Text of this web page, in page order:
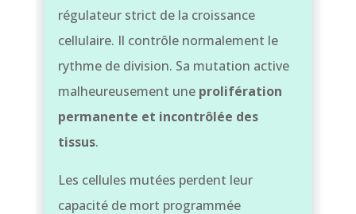
régulateur strict de la croissance
cellulaire. Il contrôle normalement le
rythme de division. Sa mutation active
malheureusement une prolifération
permanente et incontrôlée des
tissus.
Les cellules mutées perdent leur
capacité de mort programmée